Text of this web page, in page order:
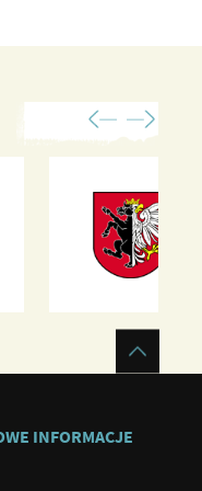
INFORMACJE